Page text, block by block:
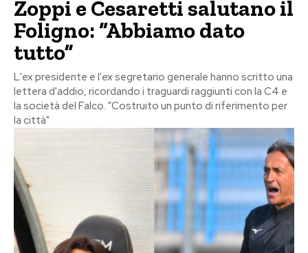
Zoppi e Cesaretti salutano il
Foligno: “Abbiamo dato
tutto”
L'ex presidente e l'ex segretario generale hanno scritto una
lettera d'addio, ricordando i traguardi raggiunti con la C4 e
la società del Falco. "Costruito un punto di riferimento per
la città"